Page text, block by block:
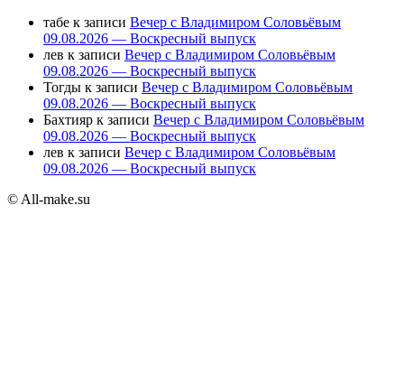
табе к записи Вечер с Владимиром Соловьёвым
09.08.2026 — Воскресный выпуск
лев к записи Вечер с Владимиром Соловьёвым
09.08.2026 — Воскресный выпуск
Тогды к записи Вечер с Владимиром Соловьёвым
09.08.2026 — Воскресный выпуск
Бахтияр к записи Вечер с Владимиром Соловьёвым
09.08.2026 — Воскресный выпуск
лев к записи Вечер с Владимиром Соловьёвым
09.08.2026 — Воскресный выпуск
© All-make.su